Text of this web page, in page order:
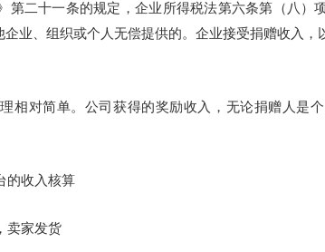
第二十一条的规定，企业所得税法第六条第（八）
业、组织或个人无偿提供的。企业接受捐赠收入，
相对简单。公司获得的奖励收入，无论捐赠人是
的收入核算
卖家发货